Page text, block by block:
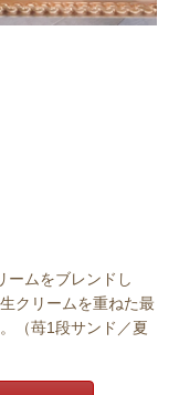
ームをブレンドし
クリームを重ねた最
（苺1段サンド／夏